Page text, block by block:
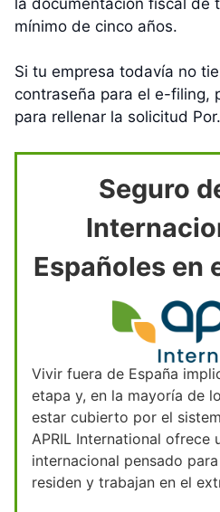
mínimo de cinco años.
Si tu empresa todavía no
contraseña para el e-filing,
para rellenar la solicitud
Seguro
Españoles en
Vivir fuera de España
etapa y, en la mayoría de
estar cubierto por el
APRIL International ofrece
internacional pensado
residen y trabajan en el